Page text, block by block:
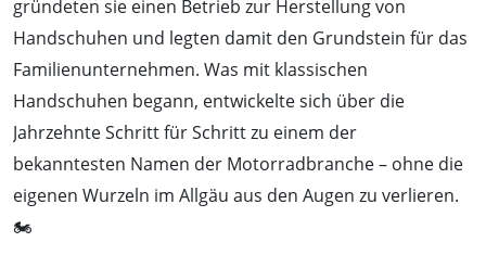
gründeten sie einen Betrieb zur Herstellung von
Handschuhen und legten damit den Grundstein für das
Familienunternehmen. Was mit klassischen
Handschuhen begann, entwickelte sich über die
Jahrzehnte Schritt für Schritt zu einem der
bekanntesten Namen der Motorradbranche – ohne die
eigenen Wurzeln im Allgäu aus den Augen zu verlieren.
🏍️